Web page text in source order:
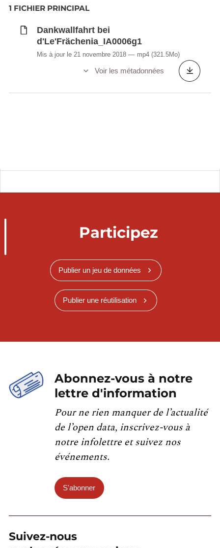
1 FICHIER PRINCIPAL
Dankwallfahrt bei
d'Le'Frächenia_IA0006g1
Mis à jour le 21 novembre 2018 mp4 (321.5Mo)
Voir les métadonnées
Participez
Publier un jeu de données
Publier une réutilisation
Abonnez-vous à notre
lettre d'information
Pour ne rien manquer de l’actualité
de l’open data, inscrivez-vous à
notre infolettre et suivez nos
événements.
S'abonner
Suivez-nous